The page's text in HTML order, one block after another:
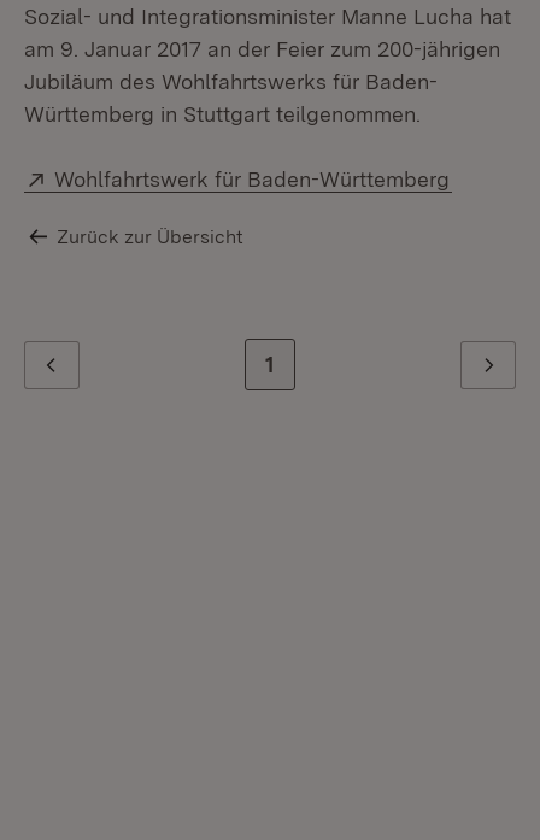
Sozial- und Integrationsminister Manne Lucha hat
am 9. Januar 2017 an der Feier zum 200-jährigen
Jubiläum des Wohlfahrtswerks für Baden-
Württemberg in Stuttgart teilgenommen.
Extern:
Wohlfahrtswerk für Baden-Württemberg
Zurück zur Übersicht
Zur letzten Seite
1 Weiter